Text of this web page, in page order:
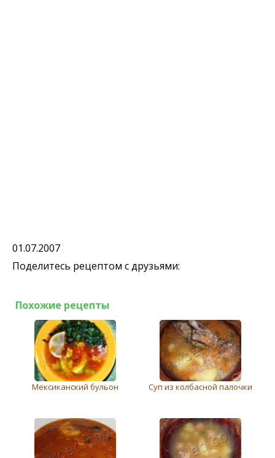
01.07.2007
Поделитесь рецептом с друзьями:
Похожие рецепты
Мексиканский бульон Суп из колбасной палочки